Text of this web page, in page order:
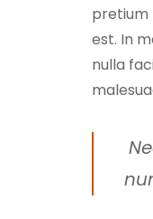
pretium
est. In
nulla